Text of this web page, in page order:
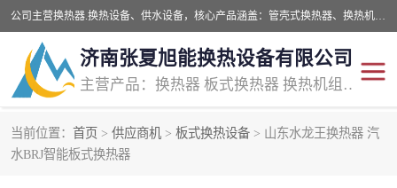
公司主营换热器.换热设备、供水设备，核心产品涵盖：管壳式换热器、换热机组、不锈钢组合式水箱、水处理设备等，提供非标设备集生产、销售、安装一体化服务，可满足全国酒店、学校、医院、商业综合体、工业项目等多场景换热与供水需求。
济南张夏旭能换热设备有限公司
主营产品：换热器 板式换热器 换热机组 供水设备 水处理设备
当前位置： 首页 > 供应商机 > 板式换热设备 > 山东水龙王换热器 汽
水BRJ智能板式换热器
管壳式换热器